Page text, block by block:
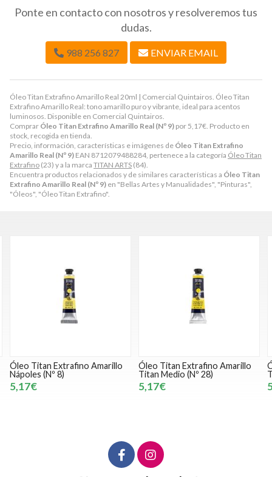
Óleo Titan Extrafino Amarillo Real 20ml | Comercial Quintairos. Óleo Titan
Extrafino Amarillo Real: tono amarillo puro y vibrante, ideal para acentos
luminosos. Disponible en Comercial Quintairos.
Comprar Óleo Titan Extrafino Amarillo Real (Nº 9) por 5,17€. Producto en
stock, recogida en tienda.
Precio, información, características e imágenes de Óleo Titan Extrafino
Amarillo Real (Nº 9) EAN 8712079488284, pertenece a la categoría Óleo Titan
Extrafino (23) y a la marca TITAN ARTS (84).
Encuentra productos relacionados y de similares características a Óleo Titan
Extrafino Amarillo Real (Nº 9) en "Bellas Artes y Manualidades", "Pinturas",
"Óleos", "Óleo Titan Extrafino".
Ponte en contacto con nosotros y resolveremos tus
dudas.
988 256 827 ENVIAR EMAIL
Óleo Titan Extrafino Amarillo
Nápoles (Nº 8)
5,17€
Óleo Titan Extrafino Amarillo
Titan Medio (Nº 28)
5,17€